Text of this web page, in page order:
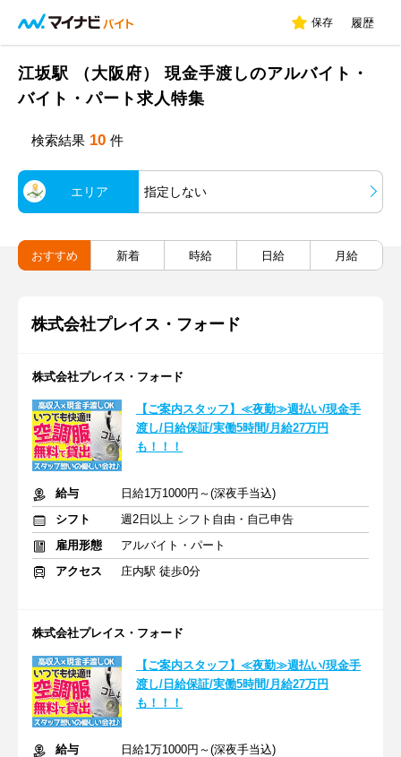
保存 履歴
江坂駅 （大阪府） 現金手渡しのアルバイト・
バイト・パート求人特集
検索結果 10 件
エリア 指定しない
おすすめ 新着 時給 日給 月給
株式会社プレイス・フォード
株式会社プレイス・フォード
【ご案内スタッフ】≪夜勤≫週払い/現金手
渡し/日給保証/実働5時間/月給27万円
も！！！
給与
日給1万1000円～(深夜手当込)
シフト
週2日以上 シフト自由・自己申告
雇用形態
アルバイト・パート
アクセス
庄内駅 徒歩0分
株式会社プレイス・フォード
【ご案内スタッフ】≪夜勤≫週払い/現金手
渡し/日給保証/実働5時間/月給27万円
も！！！
給与
日給1万1000円～(深夜手当込)